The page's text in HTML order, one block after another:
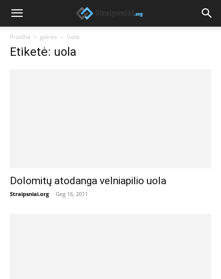
Pradžia gairės Uola
Etiketė: uola
Dolomitų atodanga velniapilio uola
Straipsniai.org - Geg 16, 2011